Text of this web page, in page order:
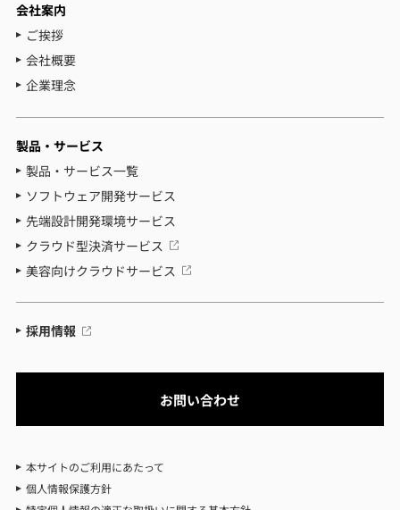
会社案内
ご挨拶
会社概要
企業理念
製品・サービス
製品・サービス一覧
ソフトウェア開発サービス
先端設計開発環境サービス
クラウド型決済サービス
美容向けクラウドサービス
採用情報
お問い合わせ
本サイトのご利用にあたって
個人情報保護方針